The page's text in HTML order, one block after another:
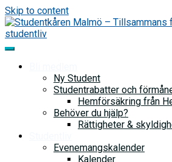
Skip to content
Ny Student
Studentrabatter och
Hemförsäkring från
Behöver du hjälp?
Rättigheter &
Evenemangskalender
Kalender